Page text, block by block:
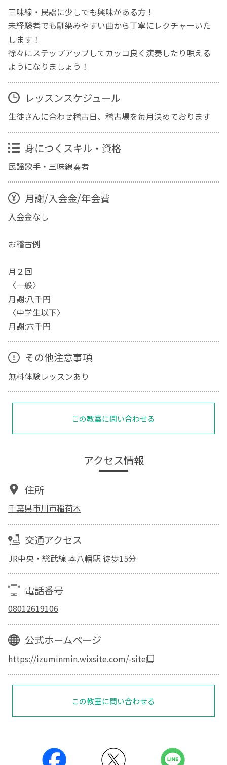
三味線・民謡に少しでも興味がある方！
未経験者でも馴染みやすい曲から丁寧にレクチャーいた
します！
徐々にステップアップしてカッコ良く演奏したり唄える
ようになりましょう！
レッスンスケジュール
生徒さんに合わせ稽古日、稽古場を毎月決めております
身につくスキル・資格
民謡歌手・三味線奏者
月謝/入会金/年会費
入会金なし
お稽古例
月２回
〈一般〉
月謝:八千円
〈中学生以下〉
月謝:六千円
その他注意事項
無料体験レッスンあり
この教室に問い合わせる
アクセス情報
住所
千葉県市川市稲荷木
交通アクセス
JR中央・総武線 本八幡駅 徒歩15分
電話番号
08012619106
公式ホームページ
https://izuminmin.wixsite.com/-site
この教室に問い合わせる